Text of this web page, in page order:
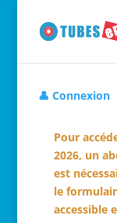
👤 Connexion
Pour
2026, un
est
le
accessible